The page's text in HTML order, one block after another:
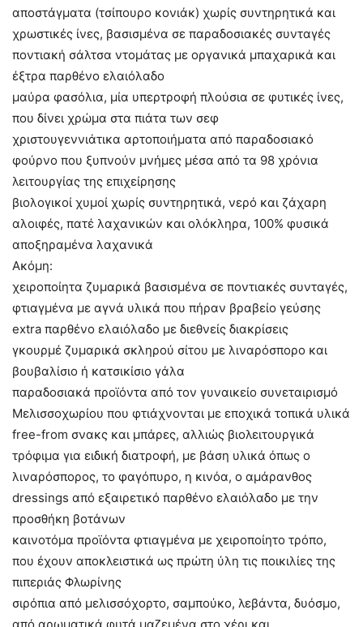
αποστάγματα (τσίπουρο κονιάκ) χωρίς συντηρητικά και
χρωστικές ίνες, βασισμένα σε παραδοσιακές συνταγές
ποντιακή σάλτσα ντομάτας με οργανικά μπαχαρικά και
έξτρα παρθένο ελαιόλαδο
μαύρα φασόλια, μία υπερτροφή πλούσια σε φυτικές ίνες,
που δίνει χρώμα στα πιάτα των σεφ
χριστουγεννιάτικα αρτοποιήματα από παραδοσιακό
φούρνο που ξυπνούν μνήμες μέσα από τα 98 χρόνια
λειτουργίας της επιχείρησης
βιολογικοί χυμοί χωρίς συντηρητικά, νερό και ζάχαρη
αλοιφές, πατέ λαχανικών και ολόκληρα, 100% φυσικά
αποξηραμένα λαχανικά
Ακόμη:
χειροποίητα ζυμαρικά βασισμένα σε ποντιακές συνταγές,
φτιαγμένα με αγνά υλικά που πήραν βραβείο γεύσης
extra παρθένο ελαιόλαδο με διεθνείς διακρίσεις
γκουρμέ ζυμαρικά σκληρού σίτου με λιναρόσπορο και
βουβαλίσιο ή κατσικίσιο γάλα
παραδοσιακά προϊόντα από τον γυναικείο συνεταιρισμό
Μελισσοχωρίου που φτιάχνονται με εποχικά τοπικά υλικά
free-from σνακς και μπάρες, αλλιώς βιολειτουργικά
τρόφιμα για ειδική διατροφή, με βάση υλικά όπως ο
λιναρόσπορος, το φαγόπυρο, η κινόα, ο αμάρανθος
dressings από εξαιρετικό παρθένο ελαιόλαδο με την
προσθήκη βοτάνων
καινοτόμα προϊόντα φτιαγμένα με χειροποίητο τρόπο,
που έχουν αποκλειστικά ως πρώτη ύλη τις ποικιλίες της
πιπεριάς Φλωρίνης
σιρόπια από μελισσόχορτο, σαμπούκο, λεβάντα, δυόσμο,